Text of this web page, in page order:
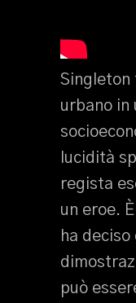
Singleton
urbano in
lucidità
regista
un eroe.
ha
può